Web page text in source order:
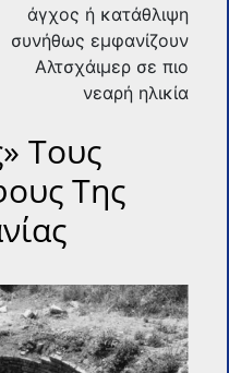
άγχος ή κατάθλιψη
συνήθως εμφανίζουν
Αλτσχάιμερ σε πιο
νεαρή ηλικία
Τους
Της